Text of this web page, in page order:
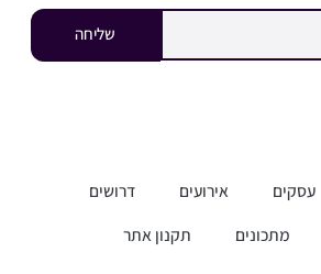
שליחה
עסקים אירועים
דרושים
מתכונים תקנון אתר